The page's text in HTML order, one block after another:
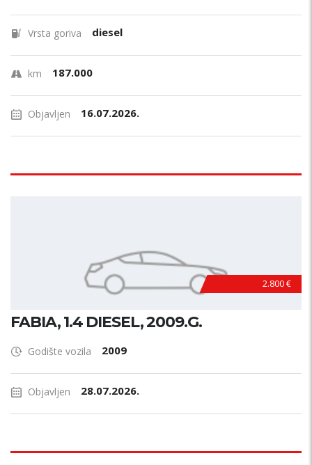
Vrsta goriva diesel
km 187.000
Objavljen 16.07.2026.
2.800 €
FABIA, 1.4 DIESEL, 2009.G.
Godište vozila 2009
Objavljen 28.07.2026.